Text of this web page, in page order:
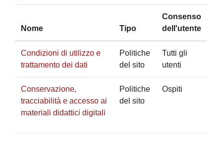
Nome Tipo
Consenso
dell'utente
Condizioni di utilizzo e
trattamento dei dati
Politiche
del sito
Tutti gli
utenti
Conservazione,
tracciabilità e accesso ai
materiali didattici digitali
Politiche
del sito
Ospiti